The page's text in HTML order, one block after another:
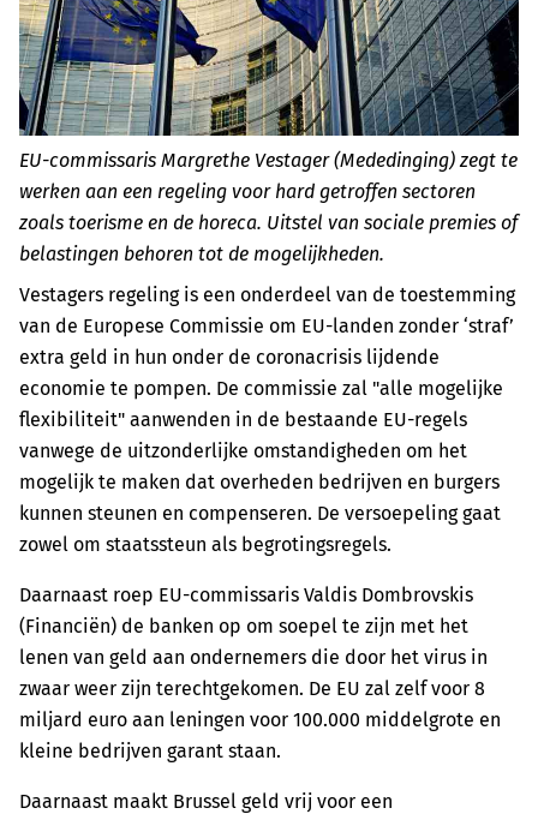
EU-commissaris Margrethe Vestager (Mededinging) zegt te
werken aan een regeling voor hard getroffen sectoren
zoals toerisme en de horeca. Uitstel van sociale premies of
belastingen behoren tot de mogelijkheden.
Vestagers regeling is een onderdeel van de toestemming
van de Europese Commissie om EU-landen zonder ‘straf’
extra geld in hun onder de coronacrisis lijdende
economie te pompen. De commissie zal "alle mogelijke
flexibiliteit" aanwenden in de bestaande EU-regels
vanwege de uitzonderlijke omstandigheden om het
mogelijk te maken dat overheden bedrijven en burgers
kunnen steunen en compenseren. De versoepeling gaat
zowel om staatssteun als begrotingsregels.
Daarnaast roep EU-commissaris Valdis Dombrovskis
(Financiën) de banken op om soepel te zijn met het
lenen van geld aan ondernemers die door het virus in
zwaar weer zijn terechtgekomen. De EU zal zelf voor 8
miljard euro aan leningen voor 100.000 middelgrote en
kleine bedrijven garant staan.
Daarnaast maakt Brussel geld vrij voor een